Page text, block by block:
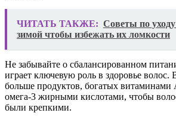
ЧИТАТЬ ТАКЖЕ: Советы по
зимой чтобы избежать их ломкости
Не забывайте о сбалансированном
играет ключевую роль в здоровье волос.
больше продуктов, богатых витаминами
омега-3 жирными кислотами, чтобы
были крепкими.